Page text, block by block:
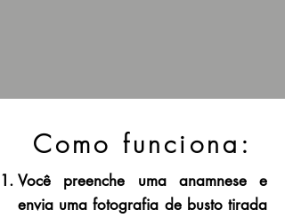
Como funciona:
Você preenche uma anamnese e
envia uma fotografia de busto tirada